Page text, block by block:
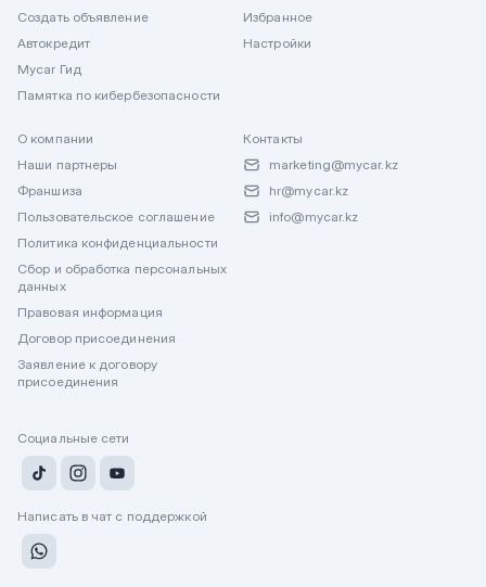
Создать объявление
Автокредит
Mycar Гид
Памятка по кибербезопасности
Избранное
Настройки
О компании
Наши партнеры
Франшиза
Пользовательское соглашение
Политика конфиденциальности
Сбор и обработка персональных
данных
Правовая информация
Договор присоединения
Заявление к договору
присоединения
Контакты
marketing@mycar.kz
hr@mycar.kz
info@mycar.kz
Социальные сети
Написать в чат с поддержкой